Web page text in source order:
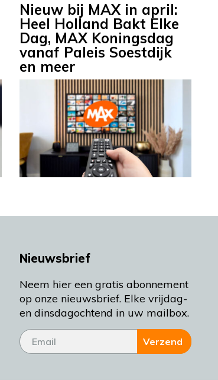
Nieuw bij MAX in april:
Heel Holland Bakt Elke
Dag, MAX Koningsdag
vanaf Paleis Soestdijk
en meer
Nieuwsbrief
Neem hier een gratis abonnement
op onze nieuwsbrief. Elke vrijdag-
en dinsdagochtend in uw mailbox.
Verzend